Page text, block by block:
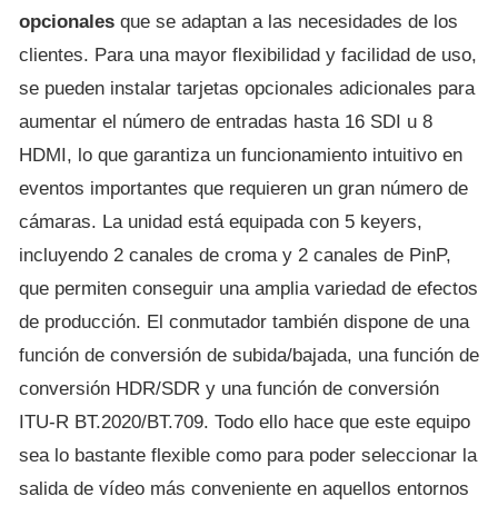
opcionales que se adaptan a las necesidades de los
clientes. Para una mayor flexibilidad y facilidad de uso,
se pueden instalar tarjetas opcionales adicionales para
aumentar el número de entradas hasta 16 SDI u 8
HDMI, lo que garantiza un funcionamiento intuitivo en
eventos importantes que requieren un gran número de
cámaras. La unidad está equipada con 5 keyers,
incluyendo 2 canales de croma y 2 canales de PinP,
que permiten conseguir una amplia variedad de efectos
de producción. El conmutador también dispone de una
función de conversión de subida/bajada, una función de
conversión HDR/SDR y una función de conversión
ITU-R BT.2020/BT.709. Todo ello hace que este equipo
sea lo bastante flexible como para poder seleccionar la
salida de vídeo más conveniente en aquellos entornos